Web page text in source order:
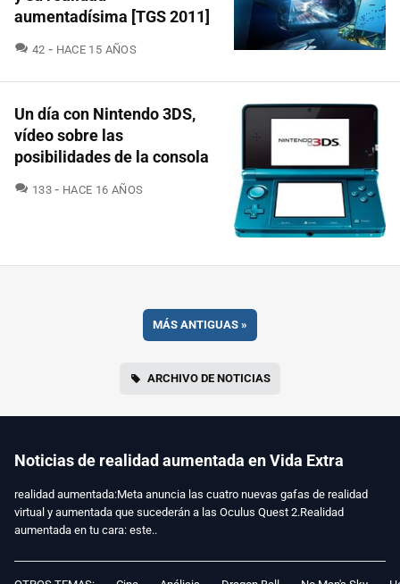
aumentadísima [TGS 2011]
42 COMENTARIOS
HACE 15 AÑOS
Un día con Nintendo 3DS,
vídeo sobre las
posibilidades de la consola
133COMENTARIOS
HACE 16 AÑOS
MÁS ANTIGUAS »
ARCHIVO DE NOTICIAS
Noticias de realidad aumentada en Vida Extra
realidad aumentada:Meta anuncia las cuatro nuevas gafas de realidad
virtual y aumentada que sucederán a las Oculus Quest 2.Realidad
aumentada en tu cara: este..